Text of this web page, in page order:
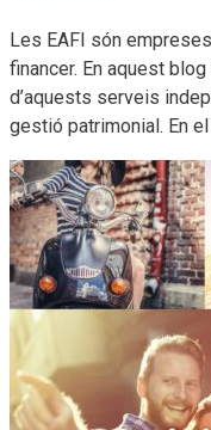
Les EAFI són
financer. En aquest
d’aquests serveis
gestió patrimonial. En